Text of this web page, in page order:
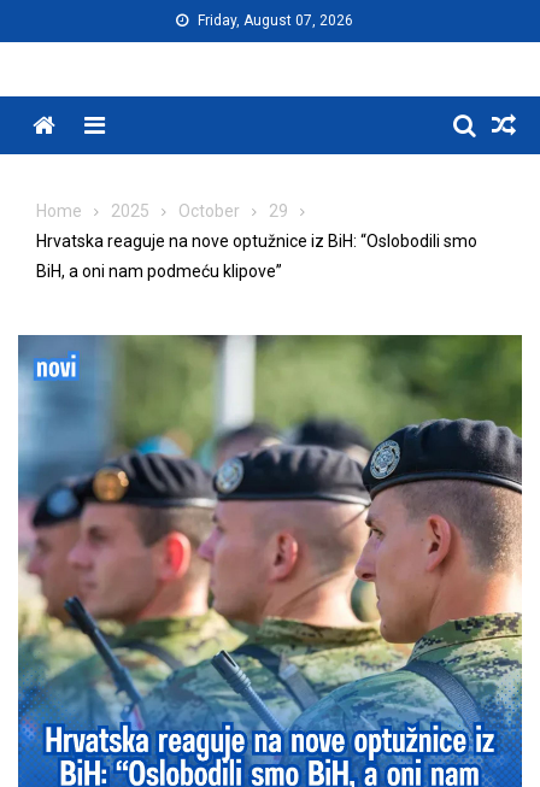
to
Friday, August 07, 2026
Menu
Home 2025 October
29
Hrvatska reaguje na nove optužnice iz BiH: “Oslobodili smo
BiH, a oni nam podmeću klipove”